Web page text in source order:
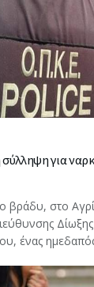
σύλληψη για
βράδυ, στο
Δίωξης
ένας